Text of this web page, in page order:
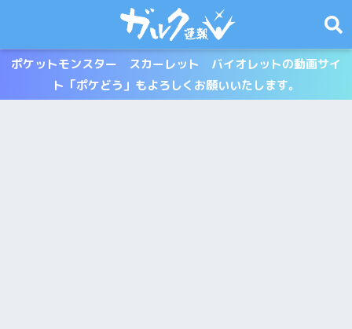
ポケットモンスター スカーレット バイオレットの動画サイ
ト「ポケどう」もよろしくお願いいたします。